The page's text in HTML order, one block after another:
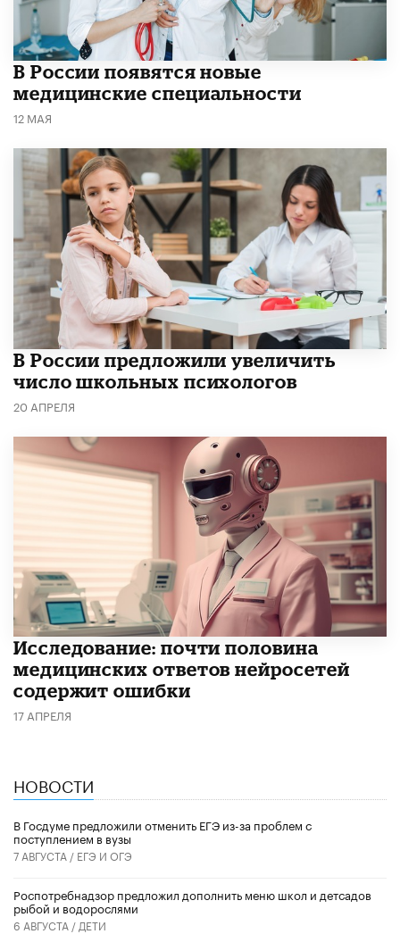
В России появятся новые
медицинские специальности
12 МАЯ
В России предложили увеличить
число школьных психологов
20 АПРЕЛЯ
Исследование: почти половина
медицинских ответов нейросетей
содержит ошибки
17 АПРЕЛЯ
НОВОСТИ
В Госдуме предложили отменить ЕГЭ из-за проблем с
поступлением в вузы
7 АВГУСТА / ЕГЭ И ОГЭ
Роспотребнадзор предложил дополнить меню школ и детсадов
рыбой и водорослями
6 АВГУСТА / ДЕТИ